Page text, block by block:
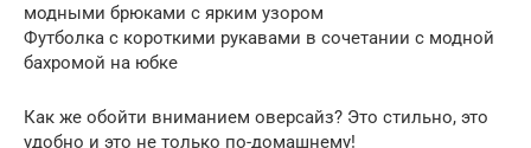
модными брюками с ярким узором
Футболка с короткими рукавами в сочетании с модной
бахромой на юбке
Как же обойти вниманием оверсайз? Это стильно, это
удобно и это не только по-домашнему!